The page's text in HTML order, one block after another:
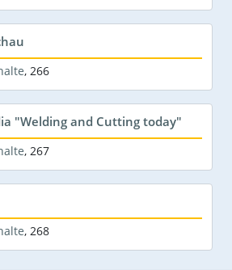
, 266
"Welding and Cutting today"
, 267
, 268